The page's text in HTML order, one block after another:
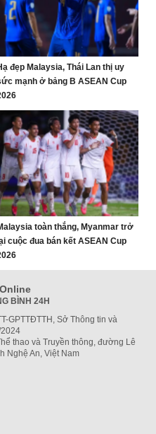
đẹp Malaysia, Thái Lan thị uy
mạnh ở bảng B ASEAN Cup
toàn thắng, Myanmar trở
cuộc đua bán kết ASEAN Cup
BÌNH 24H
GPTTĐTTH, Sở Thông tin và
thao và Truyền thông, đường Lê
Nghệ An, Việt Nam